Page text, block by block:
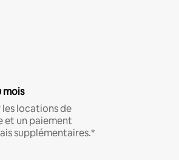
mois
les locations de
et un paiement
supplémentaires.*